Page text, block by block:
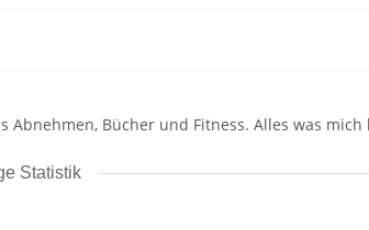
Abnehmen, Bücher und Fitness. Alles was
Statistik